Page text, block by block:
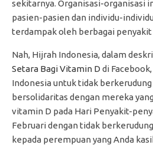
sekitarnya. Organisasi-organisasi
pasien-pasien dan individu-
terdampak oleh berbagai penyakit
Nah, Hijrah Indonesia, dalam
Setara Bagi Vitamin D di
Indonesia untuk tidak
bersolidaritas dengan mereka
vitamin D pada Hari Penyakit-
Februari dengan tidak
kepada perempuan yang Anda